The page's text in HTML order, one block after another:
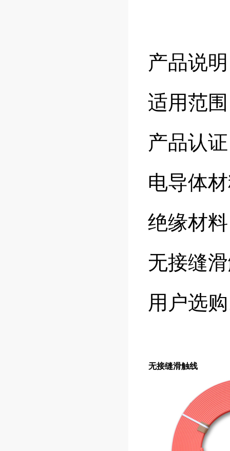
产品说
适用范
产品认
电导体
绝缘材
无接缝
用户选
无接缝滑触线